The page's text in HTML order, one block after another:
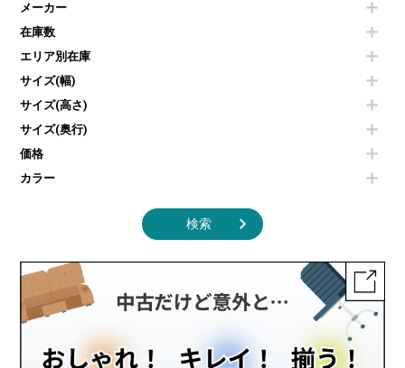
その他OA機器
コートハンガー・ポールハンガー
傘立て
食器棚・キッチンキャビネット
カタログスタンド
オフィスアクセサリーその他
カウンターテーブル
センターテーブル・サイドテーブル
ベンチ・スツール
ソファ
シェルフ
ダストボックス（ゴミ箱）
インテリア家具その他
冷蔵庫・洗濯機
空気清浄機・加湿器
液晶テレビ・モニター類
エアコン
照明機器
掃除機
季節家電
メーカー
在庫数
エリア別在庫
サイズ(幅)
サイズ(高さ)
サイズ(奥行)
価格
カラー
検索